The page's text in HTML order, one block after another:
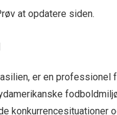
at opdatere siden.
er en